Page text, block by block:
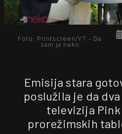
Foto: Printscreen/YT - Da
sam ja neko
Emisija stara
poslužila je da
televizija
prorežimskih